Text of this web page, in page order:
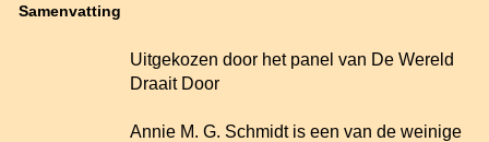
Samenvatting
Uitgekozen door het panel van De Wereld
Draait Door
Annie M. G. Schmidt is een van de weinige